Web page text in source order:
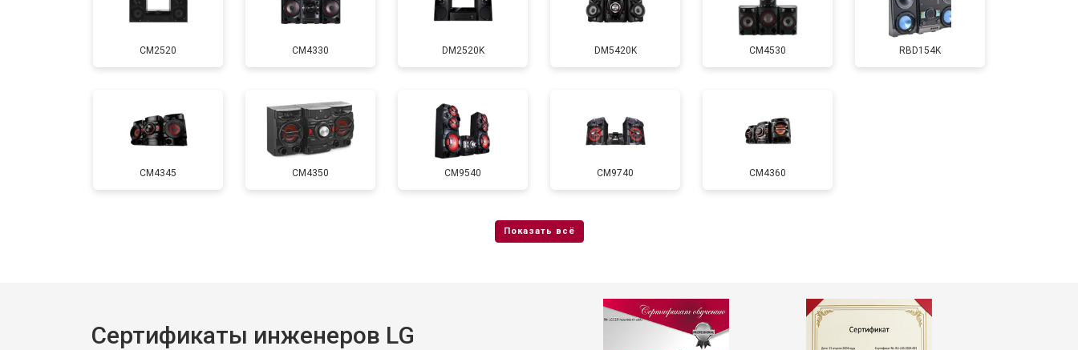
Ремонт блока питания от 60 мин от 1000 ₽ Заказать
Замена кнопок от 40 мин от 500 ₽ Заказать
CM2520 CM4330 DM2520K DM5420K CM4530 RBD154K
CM4345 CM4350 CM9540 CM9740 CM4360
Сертификаты инженеров LG